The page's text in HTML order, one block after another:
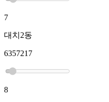
7
대치2동
6357217
8